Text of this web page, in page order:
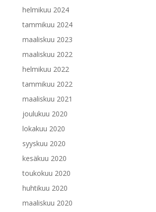
helmikuu 2024
tammikuu 2024
maaliskuu 2023
maaliskuu 2022
helmikuu 2022
tammikuu 2022
maaliskuu 2021
joulukuu 2020
lokakuu 2020
syyskuu 2020
kesäkuu 2020
toukokuu 2020
huhtikuu 2020
maaliskuu 2020